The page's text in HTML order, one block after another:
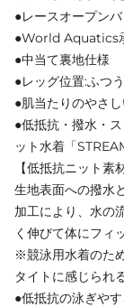
●レースオープンバ
●World Aquatics
●中当て裏地仕様
●レッグ位置:ふつう
●肌当たりのやさ
●低抵抗・撥水・
ット水着「
【低抵抗ニット素
生地表面への撥水
加工により、水の
く伸びて体にフィ
※競泳用水着のた
タイトに感じられ
●低抵抗の泳ぎや